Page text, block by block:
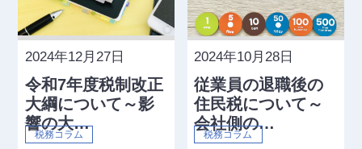
2024年12月27日
令和7年度税制改正
大綱について～影
響の大…
税務コラム
2024年10月28日
従業員の退職後の
住民税について～
会社側の…
税務コラム